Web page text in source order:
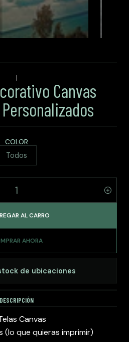
|
Canvas
COLOR
Todos
AL CARRO
AHORA
de ubicaciones
DESCRIPCIÓN
Canvas
(lo que quieras imprimir)